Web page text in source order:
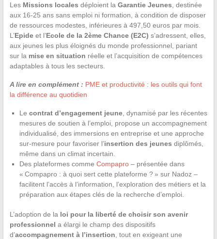
Les Missions locales déploient la Garantie Jeunes , destinée
aux 16-25 ans sans emploi ni formation, à condition de disposer
de ressources modestes, inférieures à 497,50 euros par mois.
L’Epideet l’Ecole de la 2ème Chance (E2C) s’adressent, elles,
aux jeunes les plus éloignés du monde professionnel, pariant
sur la mise en situation réelle et l’acquisition de compétences
adaptables à tous les secteurs.
A lire en complément : PME et productivité : les outils qui font
la différence au quotidien
Le contrat d’engagement jeune, dynamisé par les récentes
mesures de soutien à l’emploi, propose un accompagnement
individualisé, des immersions en entreprise et une approche
sur-mesure pour favoriser l’insertion des jeunes diplômés,
même dans un climat incertain.
Des plateformes comme Compapro– présentée dans
« Compapro : à quoi sert cette plateforme ? » sur Nadoz –
facilitent l’accès à l’information, l’exploration des métiers et la
préparation aux étapes clés de la recherche d’emploi.
L’adoption de la loi pour la liberté de choisir son avenir
professionnel a élargi le champ des dispositifs
d’accompagnement à l’insertion , tout en exigeant une